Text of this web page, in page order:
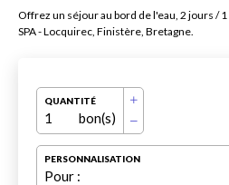
Offrez un séjour au bord de l'eau, 2 jours / 1
SPA - Locquirec, Finistère, Bretagne.
QUANTITÉ
1 bon(s)
PERSONNALISATION
Pour :